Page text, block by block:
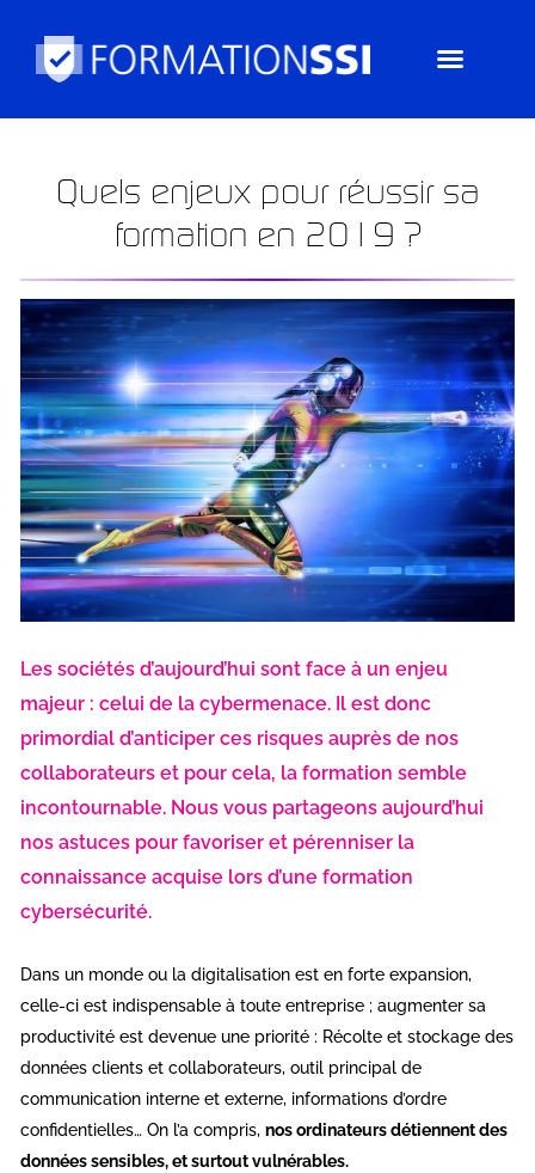
contenu
Quels enjeux pour réussir sa
formation en 2019 ?
Les sociétés d’aujourd’hui sont face à un enjeu
majeur : celui de la cybermenace. Il est donc
primordial d’anticiper ces risques auprès de nos
collaborateurs et pour cela, la formation semble
incontournable. Nous vous partageons aujourd’hui
nos astuces pour favoriser et pérenniser la
connaissance acquise lors d’une formation
cybersécurité.
Dans un monde ou la digitalisation est en forte expansion,
celle-ci est indispensable à toute entreprise ; augmenter sa
productivité est devenue une priorité : Récolte et stockage des
données clients et collaborateurs, outil principal de
communication interne et externe, informations d’ordre
confidentielles… On l’a compris,nos ordinateurs détiennent des
données sensibles, et surtout vulnérables.